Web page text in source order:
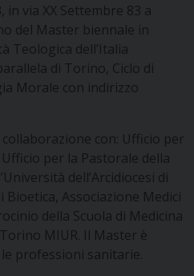
via XX Settembre 83 a
del Master biennale in
Teologica dell’Italia
di Torino, Ciclo di
Morale con indirizzo
con: Ufficio per
per la Pastorale della
dell’Arcidiocesi di
Associazione Medici
della Scuola di Medicina
MIUR. Il Master è
professioni sanitarie.